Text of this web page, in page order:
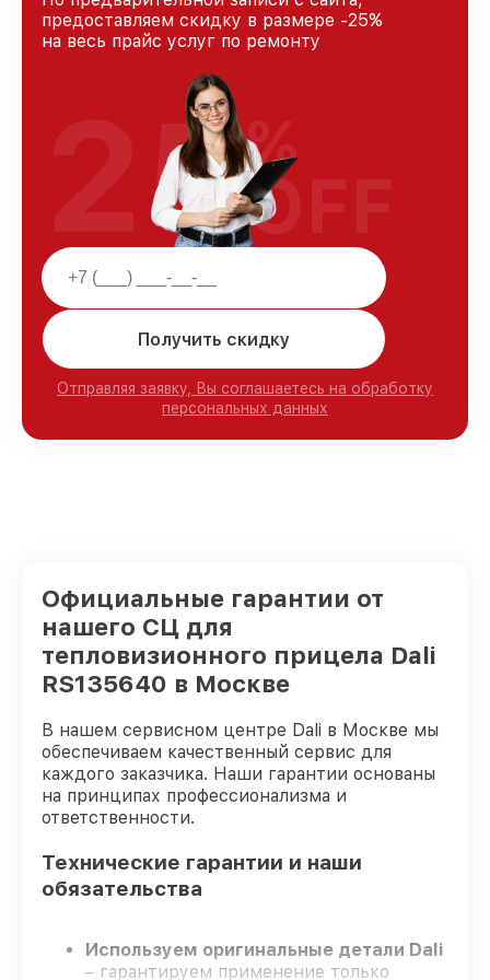
предоставляем скидку в размере -25%
на весь прайс услуг по ремонту
Получить скидку
Отправляя заявку, Вы соглашаетесь на обработку
персональных данных
25%
OFF
Официальные гарантии от
нашего СЦ для
тепловизионного прицела Dali
RS135640 в Москве
В нашем сервисном центре Dali в Москве мы
обеспечиваем качественный сервис для
каждого заказчика. Наши гарантии основаны
на принципах профессионализма и
ответственности.
Технические гарантии и наши
обязательства
Используем оригинальные детали Dali
– гарантируем применение только